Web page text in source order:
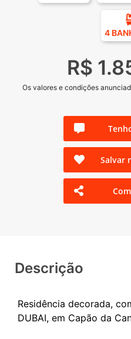
4
R$
Os valores e condições
Salvar
Descrição
Residência decorada,
DUBAI, em Capão da